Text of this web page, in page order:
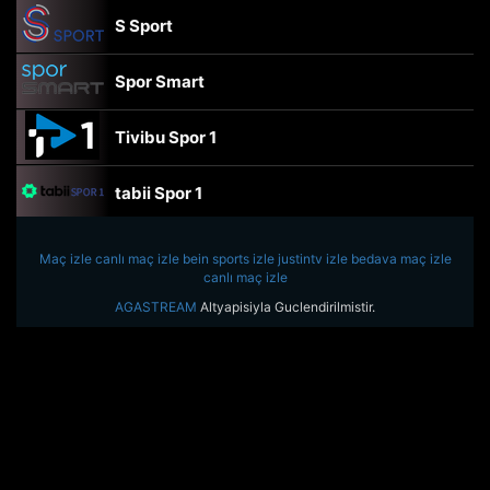
S Sport
Spor Smart
Tivibu Spor 1
tabii Spor 1
TRT Spor
beIN Sports Haber
Maç izle canlı maç izle bein sports izle justintv izle bedava maç izle
canlı maç izle
AGASTREAM Altyapisiyla Guclendirilmistir.